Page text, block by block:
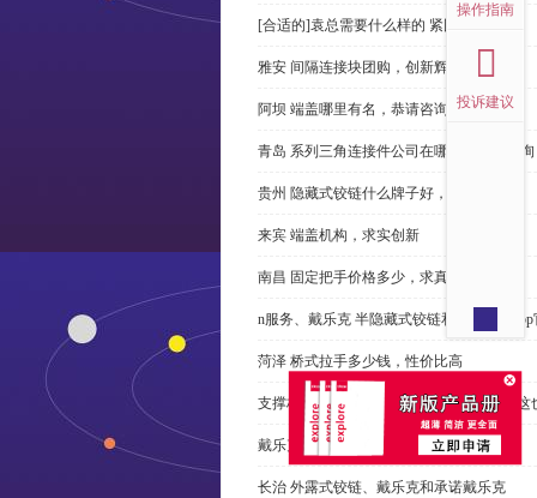
[合适的]袁总需要什么样的 紧固件？
雅安 间隔连接块团购，创新辉煌
阿坝 端盖哪里有名，恭请咨询
青岛 系列三角连接件公司在哪里，免费咨询
贵州 隐藏式铰链什么牌子好，恭请来电
来宾 端盖机构，求实创新
南昌 固定把手价格多少，求真务实
n服务、戴乐克 半隐藏式铰链和米乐体育
菏泽 桥式拉手多少钱，性价比高
支撑杆质量不达标？无论价格多么便宜，这
戴乐克 系列三角螺母不好，但更好
长治 外露式铰链、戴乐克和承诺戴乐克
操作指南
投诉建议